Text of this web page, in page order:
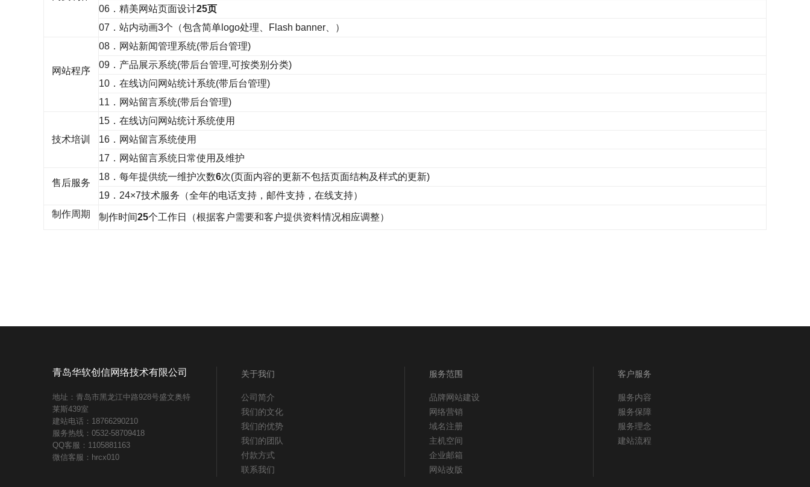
06．精美网站页面设计25页
07．站内动画3个 （包含简单 logo处理、Flash banner、）
网站程序
08．网站新闻管理系统(带后台管理)
09．产品展示系统(带后台管理,可按类别分类)
10．在线访问网站统计系统(带后台管理)
11．网站留言系统(带后台管理)
技术培训
15．在线访问网站统计系统使用
16．网站留言系统使用
17．网站留言系统日常使用及维护
售后服务
18．每年提供统一维护次数6次(页面内容的更新不包括页面结构及样式的更新)
19．24×7技术服务（全年的电话支持，邮件支持，在线支持）
制作周期
制作时间25个工作日（根据客户需要和客户提供资料情况相应调整）
青岛华软创信网络技术有限公司
地址：青岛市黑龙江中路928号盛文奥特
莱斯439室
建站电话：18766290210
服务热线：0532-58709418
QQ客服：1105881163
微信客服：hrcx010
关于我们
公司简介
我们的文化
我们的优势
我们的团队
付款方式
联系我们
服务范围
品牌网站建设
网络营销
域名注册
主机空间
企业邮箱
网站改版
客户服务
服务内容
服务保障
服务理念
建站流程